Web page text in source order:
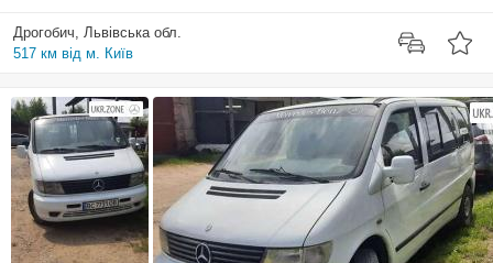
Дрогобич, Львівська обл.
517 км від м. Київ